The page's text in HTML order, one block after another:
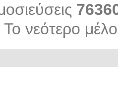
Το νεότερο